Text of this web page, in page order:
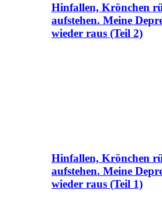
Hinfallen, Krönchen
aufstehen. Meine
wieder raus (Teil 2)
Hinfallen, Krönchen
aufstehen. Meine
wieder raus (Teil 1)